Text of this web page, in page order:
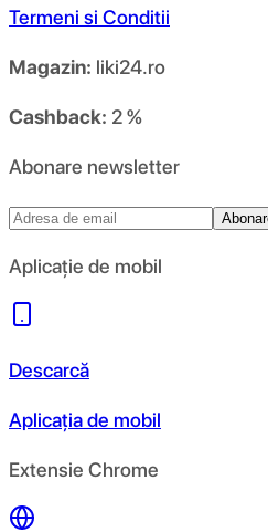
Termeni si Conditii
Magazin: liki24.ro
Cashback: 2 %
Abonare newsletter
Aplicație de mobil
Descarcă
Aplicația de mobil
Extensie Chrome